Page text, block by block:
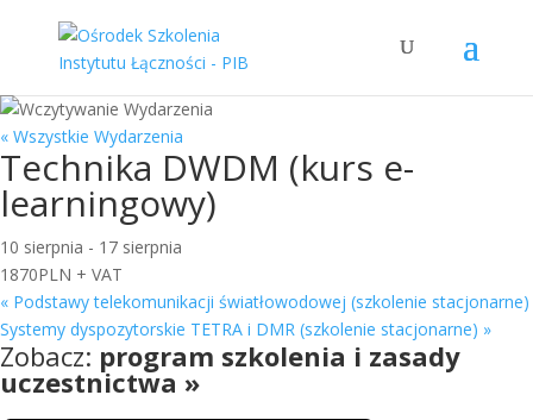
« Wszystkie Wydarzenia
Technika DWDM (kurs e-
learningowy)
10 sierpnia - 17 sierpnia
1870PLN + VAT
« Podstawy telekomunikacji światłowodowej (szkolenie stacjonarne)
Systemy dyspozytorskie TETRA i DMR (szkolenie stacjonarne) »
Zobacz: program szkolenia i zasady
uczestnictwa »